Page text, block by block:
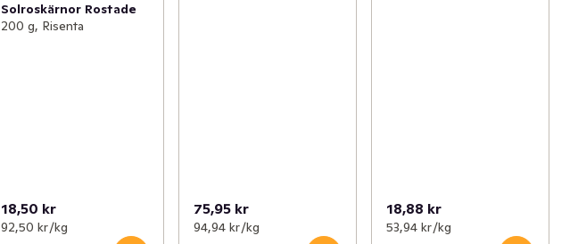
Solroskärnor Rostade
200 g, Risenta
18,50 kr
92,50 kr /kg
75,95 kr
94,94 kr /kg
18,88 kr
53,94 kr /kg